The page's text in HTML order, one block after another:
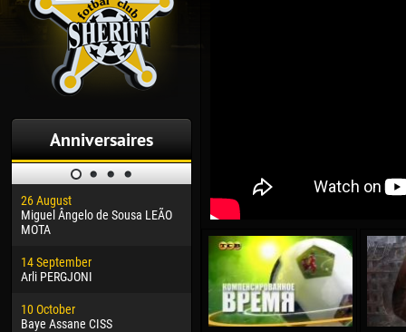
Anniversaires
26 August
Miguel Ângelo de Sousa LEÃO
MOTA
14 September
Arli PERGJONI
10 October
Baye Assane CISS
30 January
Dhoraso Moreo KLAS
24 February
Vladislav COSTIN
02 March
Veaceslav COZMA
04
13
15